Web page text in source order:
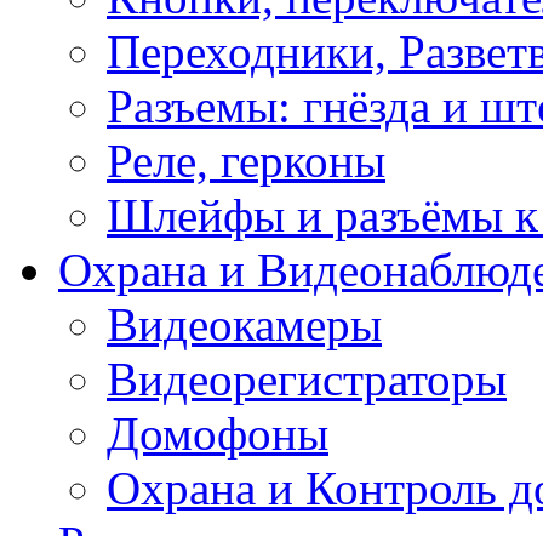
Переходники,
Разъемы: гнёзда и
Реле, герконы
Шлейфы и разъёмы
Охрана и
Видеокамеры
Видеорегистраторы
Домофоны
Охрана и Контроль